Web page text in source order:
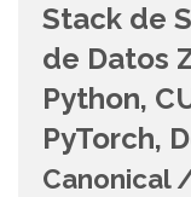
Stack de
de Datos
Python,
PyTorch,
Canonical